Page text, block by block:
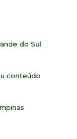
do Sul
conteúdo